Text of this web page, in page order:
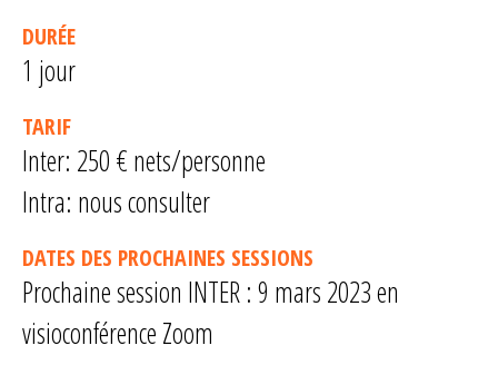
DURÉE
1 jour
TARIF
Inter: 250 € nets/personne
Intra: nous consulter
DATES DES PROCHAINES SESSIONS
Prochaine session INTER : 9 mars 2023 en
visioconférence Zoom